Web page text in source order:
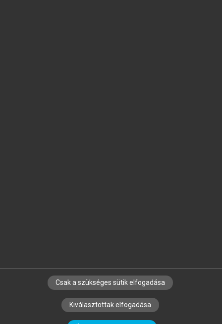
SZERZŐKNEK CÉGEKNEK KÖNYVTÁROSOKNAK
SZERKESZTÉSI ÉS LEKTORÁLÁSI ALAPELVEK
Csak a szükséges sütik elfogadása
Kiválasztottak elfogadása